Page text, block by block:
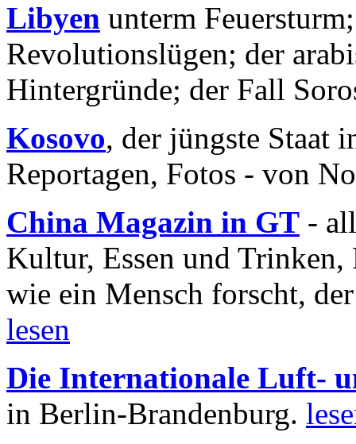
Libyen unterm
Revolutionslügen; der
Hintergründe; der Fall
Kosovo, der jüngste Staat
Reportagen, Fotos - von
China Magazin in GT -
Kultur, Essen und
wie ein Mensch forscht,
lesen
Die Internationale Luft-
in Berlin-Brandenburg.